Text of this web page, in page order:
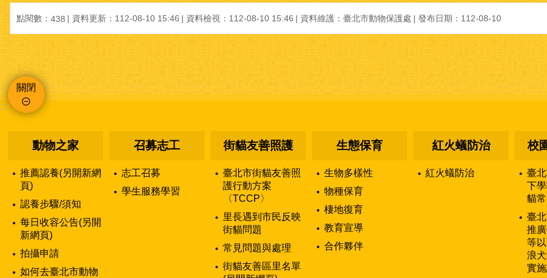
點閱數： 438 資料更新：112-08-10 15:46 資料檢視：112-08-10 15:46 資料維護：臺北市動物保護處 發布日期：112-08-10
關閉
:::
動物之家
推薦認養(另開新網
頁)
認養步驟/須知
每日收容公告(另開
新網頁)
拍攝申請
如何去臺北市動物
召募志工
志工召募
學生服務學習
街貓友善照護
臺北市街貓友善照
護行動方案
〈TCCP〉
里長遇到市民反映
街貓問題
常見問題與處理
街貓友善區里名單
生態保育
生物多樣性
物種保育
棲地復育
教育宣導
合作夥伴
紅火蟻防治
紅火蟻防治
校
臺
下
貓
臺
推
等
浪
實